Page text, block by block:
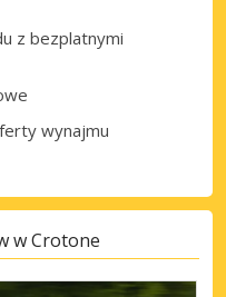
z bezplatnymi
wynajmu
w Crotone